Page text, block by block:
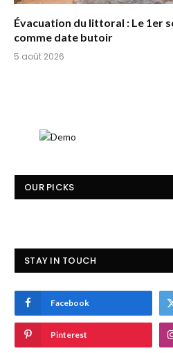
Évacuation du littoral : Le 1er
comme date butoir
5 août 2026
OUR PICKS
STAY IN TOUCH
Facebook
Pinterest